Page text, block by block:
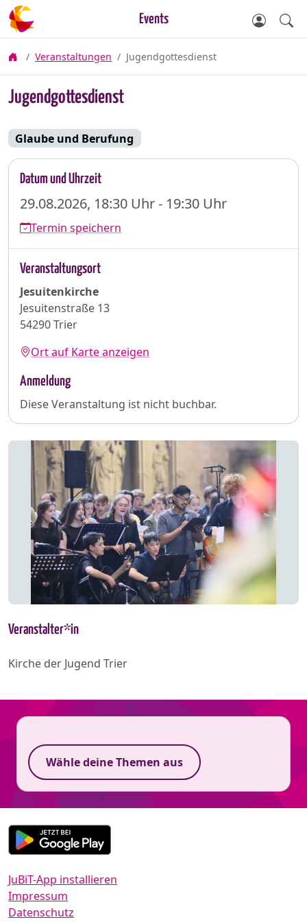
Events
Veranstaltungen Jugendgottesdienst
Jugendgottesdienst
Glaube und Berufung
Datum und Uhrzeit
29.08.2026, 18:30 Uhr - 19:30 Uhr
Termin speichern
Veranstaltungsort
Jesuitenkirche
Jesuitenstraße 13
54290 Trier
Ort auf Karte anzeigen
Anmeldung
Diese Veranstaltung ist nicht buchbar.
Veranstalter*in
Kirche der Jugend Trier
Wähle deine Themen aus
JuBiT-App installieren
Impressum
Datenschutz